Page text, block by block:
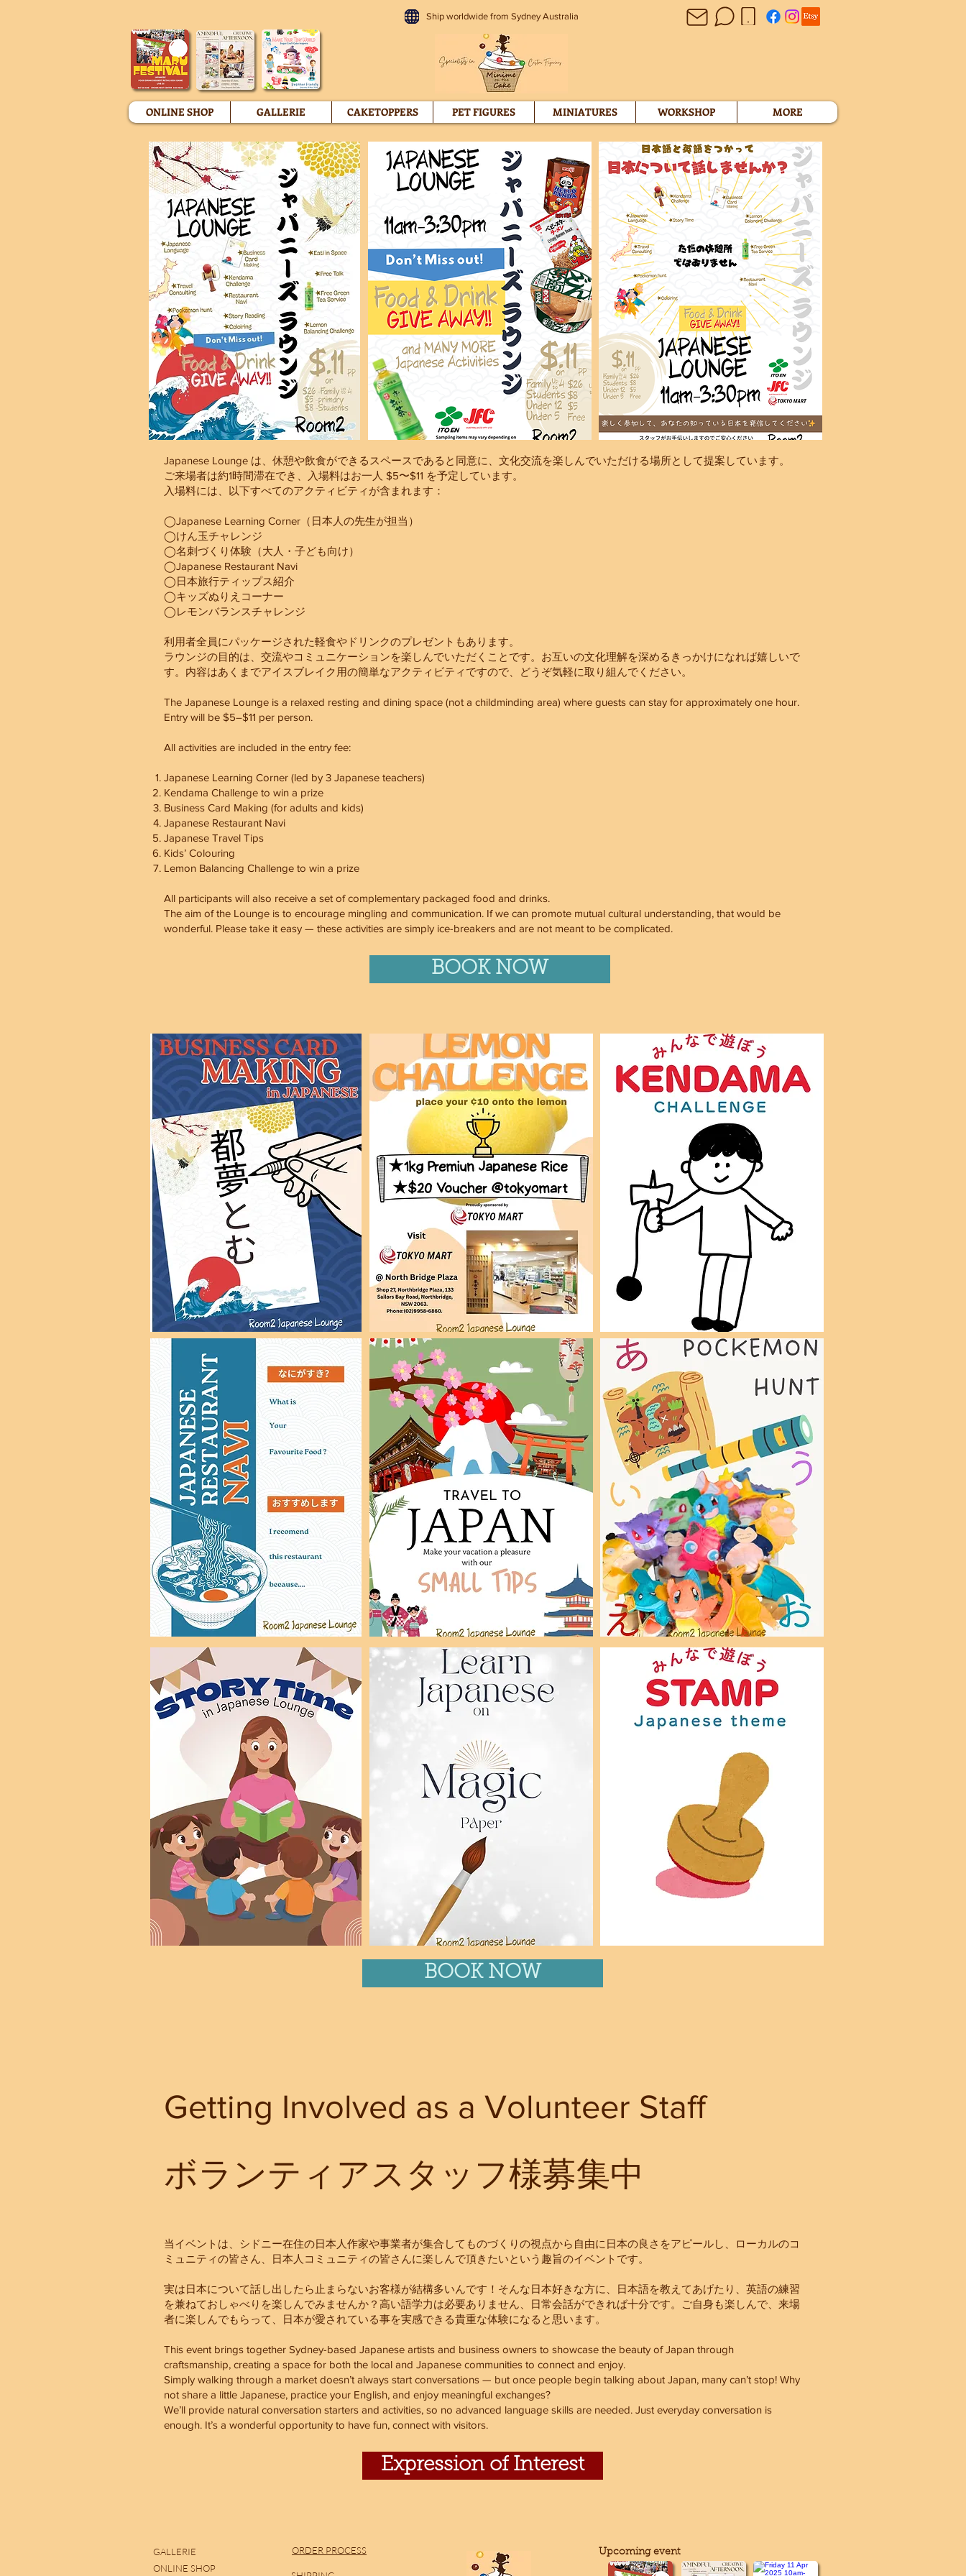
Ship worldwide from Sydney Australia
ONLINE SHOP GALLERIE CAKETOPPERS PET FIGURES MINIATURES WORKSHOP MORE
Japanese Lounge は、休憩や飲食ができるスペースであると同意に、文化交流を楽しんでいただける場所として提案しています。
ご来場者は約1時間滞在でき、入場料はお一人 $5〜$11 を予定しています。
入場料には、以下すべてのアクティビティが含まれます：
◯Japanese Learning Corner（日本人の先生が担当）
◯けん玉チャレンジ
◯名刺づくり体験（大人・子ども向け）
◯Japanese Restaurant Navi
◯日本旅行ティップス紹介
◯キッズぬりえコーナー
◯レモンバランスチャレンジ
利用者全員にパッケージされた軽食やドリンクのプレゼントもあります。
ラウンジの目的は、交流やコミュニケーションを楽しんでいただくことです。お互いの文化理解を深めるきっかけになれば嬉しいで
す。内容はあくまでアイスブレイク用の簡単なアクティビティですので、どうぞ気軽に取り組んでください。
The Japanese Lounge is a relaxed resting and dining space (not a childminding area) where guests can stay for approximately one hour.
Entry will be $5–$11 per person.
All activities are included in the entry fee:
Japanese Learning Corner (led by 3 Japanese teachers)
Kendama Challenge to win a prize
Business Card Making (for adults and kids)
Japanese Restaurant Navi
Japanese Travel Tips
Kids’ Colouring
Lemon Balancing Challenge to win a prize
All participants will also receive a set of complementary packaged food and drinks.
The aim of the Lounge is to encourage mingling and communication. If we can promote mutual cultural understanding, that would be
wonderful. Please take it easy — these activities are simply ice-breakers and are not meant to be complicated.
BOOK NOW
BOOK NOW
Getting Involved as a Volunteer Staff
ボランティアスタッフ様募集中
当イベントは、シドニー在住の日本人作家や事業者が集合してものづくりの視点から自由に日本の良さをアピールし、ローカルのコ
ミュニティの皆さん、日本人コミュニティの皆さんに楽しんで頂きたいという趣旨のイベントです。
実は日本について話し出したら止まらないお客様が結構多いんです！そんな日本好きな方に、日本語を教えてあげたり、英語の練習
を兼ねておしゃべりを楽しんでみませんか？高い語学力は必要ありません、日常会話ができれば十分です。ご自身も楽しんで、来場
者に楽しんでもらって、日本が愛されている事を実感できる貴重な体験になると思います。
This event brings together Sydney-based Japanese artists and business owners to showcase the beauty of Japan through
craftsmanship, creating a space for both the local and Japanese communities to connect and enjoy.
Simply walking through a market doesn’t always start conversations — but once people begin talking about Japan, many can’t stop! Why
not share a little Japanese, practice your English, and enjoy meaningful exchanges?
We’ll provide natural conversation starters and activities, so no advanced language skills are needed. Just everyday conversation is
enough. It’s a wonderful opportunity to have fun, connect with visitors.
Expression of Interest
GALLERIE
ONLINE SHOP
ORDER PROCESS ​Upcoming event